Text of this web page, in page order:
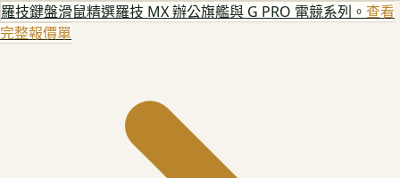
羅技鍵盤滑鼠精選羅技 MX 辦公旗艦與 G PRO 電競系列。 查看
完整報價單